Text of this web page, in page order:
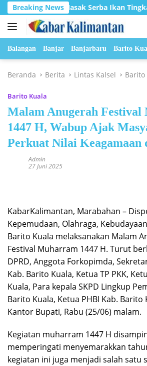
Langsung
ke
konten
Breaking News
Masak Serba Ikan Tingkat Kalsel
Balangan Banjar Banjarbaru Barito
Beranda Berita Lintas Kalsel Barito
Barito Kuala
Malam Anugerah
1447 H, Wabup Ajak
Perkuat Nilai Keagamaan
Admin
27 Juni 2025
KabarKalimantan, Marabahan –
Kepemudaan, Olahraga,
Barito Kuala melaksanakan Malam
Festival Muharram 1447 H. Turut
DPRD, Anggota Forkopimda,
Kab. Barito Kuala, Ketua TP PKK,
Kuala, Para kepala SKPD Lingkup
Barito Kuala, Ketua PHBI Kab. Barito
Kantor Bupati, Rabu (25/06) malam.
Kegiatan muharram 1447 H
memperingati menyemarakkan
kegiatan ini juga menjadi salah satu